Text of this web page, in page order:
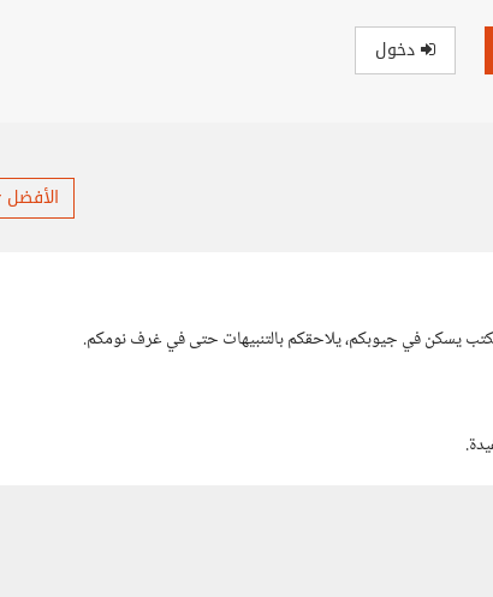
دخول
الأفضل
يسكن في جيوبكم، يلاحقكم بالتنبيهات حتى في غرف نومكم.